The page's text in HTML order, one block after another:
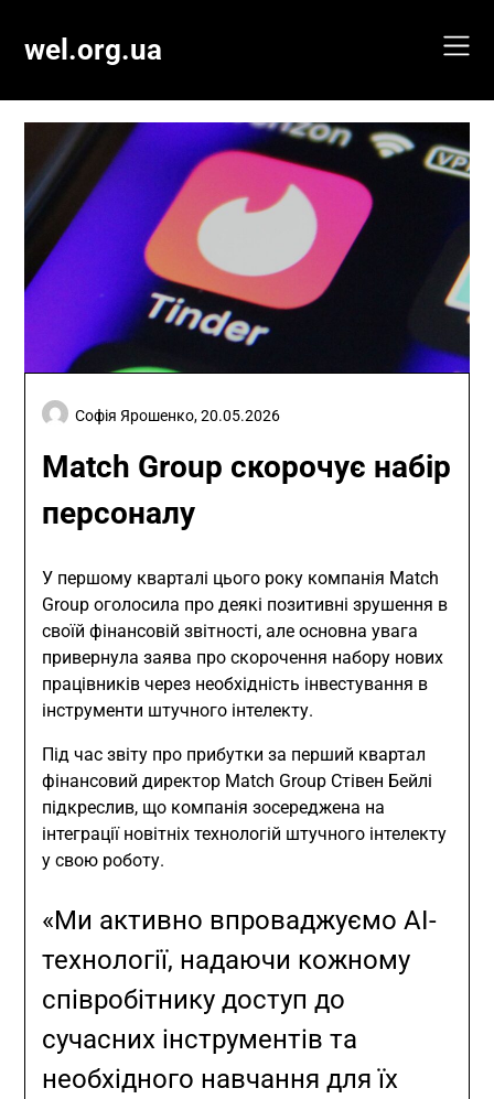
content
wel.org.ua
Match Group скорочує набір
персоналу
Софія Ярошенко,20.05.2026
У першому кварталі цього року компанія Match
Group оголосила про деякі позитивні зрушення в
своїй фінансовій звітності, але основна увага
привернула заява про скорочення набору нових
працівників через необхідність інвестування в
інструменти штучного інтелекту.
Під час звіту про прибутки за перший квартал
фінансовий директор Match Group Стівен Бейлі
підкреслив, що компанія зосереджена на
інтеграції новітніх технологій штучного інтелекту
у свою роботу.
«Ми активно впроваджуємо AI-
технології, надаючи кожному
співробітнику доступ до
сучасних інструментів та
необхідного навчання для їх